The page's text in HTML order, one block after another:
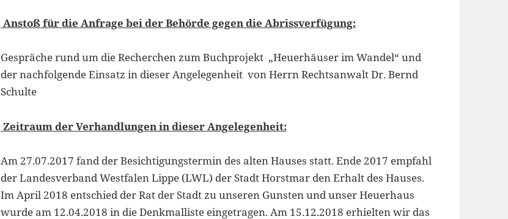
Anstoß für die Anfrage bei der Behörde gegen die Abrissverfügung:
Gespräche rund um die Recherchen zum Buchprojekt „Heuerhäuser im Wandel“ und
der nachfolgende Einsatz in dieser Angelegenheit von Herrn Rechtsanwalt Dr. Bernd
Schulte
Zeitraum der Verhandlungen in dieser Angelegenheit:
Am 27.07.2017 fand der Besichtigungstermin des alten Hauses statt. Ende 2017 empfahl
der Landesverband Westfalen Lippe (LWL) der Stadt Horstmar den Erhalt des Hauses.
Im April 2018 entschied der Rat der Stadt zu unseren Gunsten und unser Heuerhaus
wurde am 12.04.2018 in die Denkmalliste eingetragen. Am 15.12.2018 erhielten wir das